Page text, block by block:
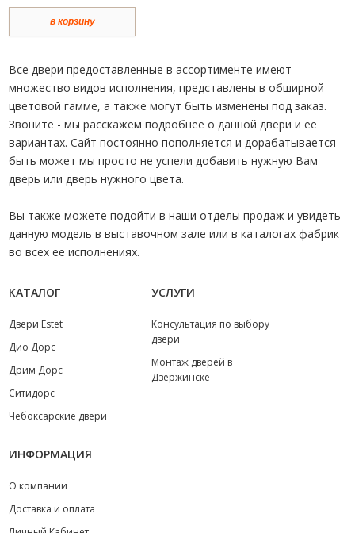
в корзину
Все двери предоставленные в ассортименте имеют
множество видов исполнения, представлены в обширной
цветовой гамме, а также могут быть изменены под заказ.
Звоните - мы расскажем подробнее о данной двери и ее
вариантах. Сайт постоянно пополняется и дорабатывается -
быть может мы просто не успели добавить нужную Вам
дверь или дверь нужного цвета.
Вы также можете подойти в наши отделы продаж и увидеть
данную модель в выставочном зале или в каталогах фабрик
во всех ее исполнениях.
КАТАЛОГ
Двери Estet
Дио Дорс
Дрим Дорс
Ситидорс
Чебоксарские двери
УСЛУГИ
Консультация по выбору
двери
Монтаж дверей в
Дзержинске
ИНФОРМАЦИЯ
О компании
Доставка и оплата